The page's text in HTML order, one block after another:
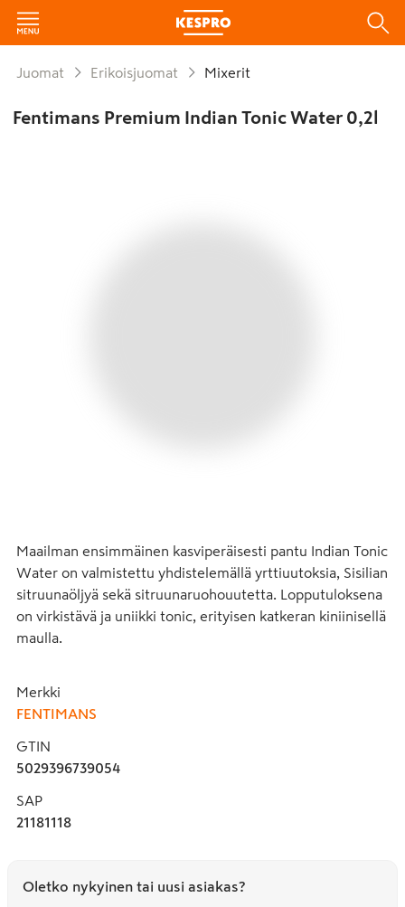
Juomat Erikoisjuomat Mixerit
Fentimans Premium Indian Tonic Water 0,2l
Maailman ensimmäinen kasviperäisesti pantu Indian Tonic
Water on valmistettu yhdistelemällä yrttiuutoksia, Sisilian
sitruunaöljyä sekä sitruunaruohouutetta. Lopputuloksena
on virkistävä ja uniikki tonic, erityisen katkeran kiniinisellä
maulla.
Merkki
FENTIMANS
GTIN
5029396739054
SAP
21181118
Oletko nykyinen tai uusi asiakas?